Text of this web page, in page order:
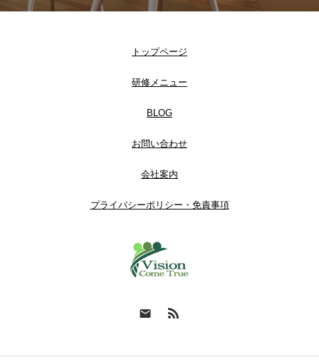
トップページ
研修メニュー
BLOG
お問い合わせ
会社案内
プライバシーポリシー・免責事項